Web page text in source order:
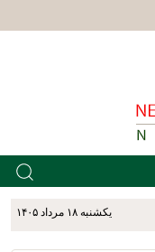
يکشنبه ۱۸ مرداد ۱۴۰۵